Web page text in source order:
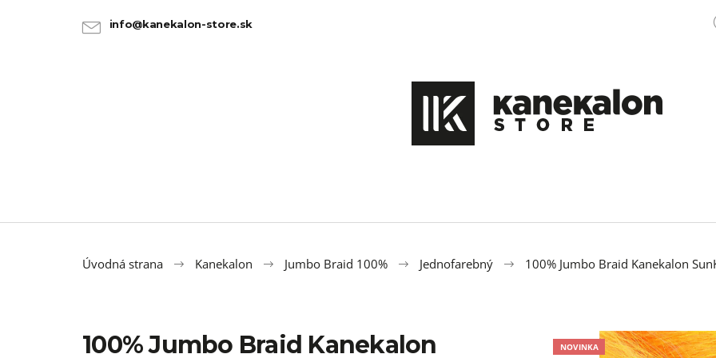
info@kanekalon-store.sk
Úvodná strana Kanekalon Jumbo Braid 100% Jednofarebný 100% Jumbo Braid Kanekalon
100% Jumbo Braid Kanekalon
NOVINKA
SPÄŤ
SPÄŤ
Čo potrebujete nájsť?
100% JUMBO BRAID KANEKALON
100% EZ KANEKALON M47
OZDOBA DO